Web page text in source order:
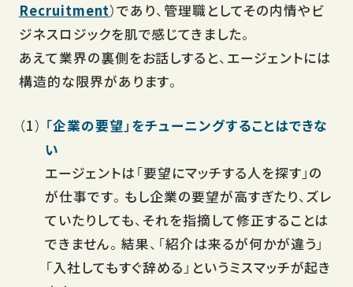
Recruitment）であり、管理職としてその内情やビ
ジネスロジックを肌で感じてきました。
あえて業界の裏側をお話しすると、エージェントには
構造的な限界があります。
「企業の要望」をチューニングすることはできな
い
エージェントは「要望にマッチする人を探す」の
が仕事です。もし企業の要望が高すぎたり、ズレ
ていたりしても、それを指摘して修正することは
できません。結果、「紹介は来るが何かが違う」
「入社してもすぐ辞める」というミスマッチが起き